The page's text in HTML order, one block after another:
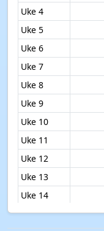
Uke 4
Uke 5
Uke 6
Uke 7
Uke 8
Uke 9
Uke 10
Uke 11
Uke 12
Uke 13
Uke 14
Uke 15